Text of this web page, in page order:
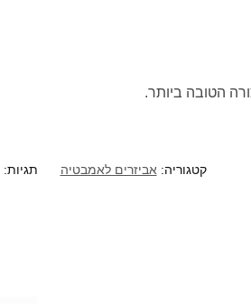
הטובה ביותר.
קטגוריה: אביזרים לאמבטיה תגיות: